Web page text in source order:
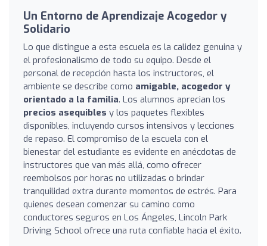
Un Entorno de Aprendizaje Acogedor y
Solidario
Lo que distingue a esta escuela es la calidez genuina y
el profesionalismo de todo su equipo. Desde el
personal de recepción hasta los instructores, el
ambiente se describe como amigable, acogedor y
orientado a la familia. Los alumnos aprecian los
precios asequibles y los paquetes flexibles
disponibles, incluyendo cursos intensivos y lecciones
de repaso. El compromiso de la escuela con el
bienestar del estudiante es evidente en anécdotas de
instructores que van más allá, como ofrecer
reembolsos por horas no utilizadas o brindar
tranquilidad extra durante momentos de estrés. Para
quienes desean comenzar su camino como
conductores seguros en Los Ángeles, Lincoln Park
Driving School ofrece una ruta confiable hacia el éxito.